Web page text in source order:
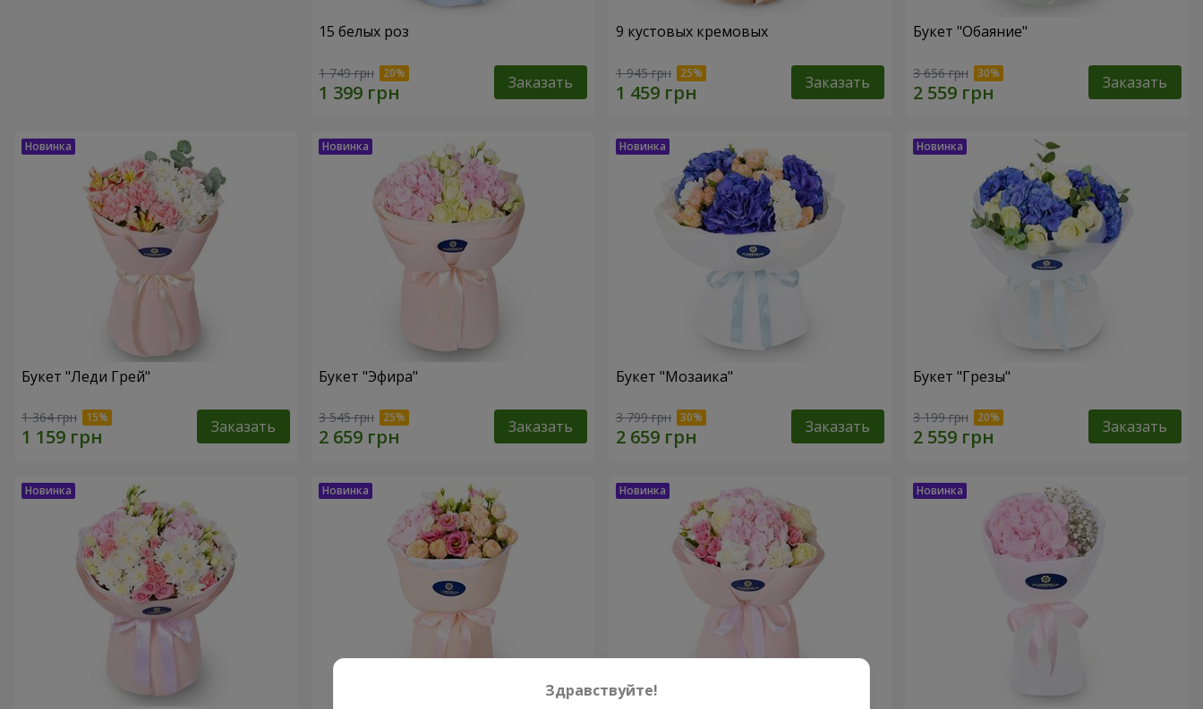
15 белых роз
1 749 грн Заказать
9 кустовых кремовых
1 945 грн Заказать
Букет "Обаяние"
3 656 грн Заказать
Букет "Леди Грей"
1 364 грн Заказать
Букет "Эфира"
3 545 грн Заказать
Букет "Мозаика"
3 799 грн Заказать
Букет "Грезы"
3 199 грн Заказать
Здравствуйте!